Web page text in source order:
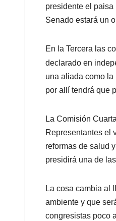
presidente el paisa
Senado estará un
En la Tercera las
declarado en
una aliada como
por allí tendrá que
La Comisión
Representantes el
reformas de salud
presidirá una de
La cosa cambia al
ambiente y que
congresistas poco